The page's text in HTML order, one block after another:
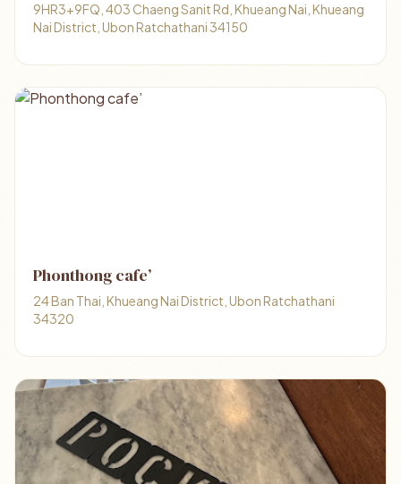
9HR3+9FQ, 403 Chaeng Sanit Rd, Khueang Nai, Khueang
Nai District, Ubon Ratchathani 34150
Phonthong cafe’
24 Ban Thai, Khueang Nai District, Ubon Ratchathani
34320